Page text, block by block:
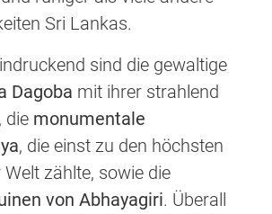
Sri Lankas.
sind die gewaltige
Dagoba mit ihrer strahlend
die monumentale
, die einst zu den höchsten
zählte, sowie die
von Abhayagiri. Überall